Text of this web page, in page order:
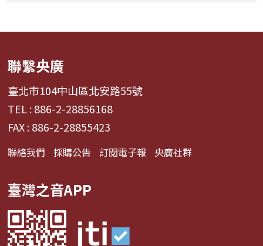
聯繫央廣
臺北市104中山區北安路55號
TEL : 886-2-28856168
FAX : 886-2-28855423
聯絡我們 採購公告 訂閱電子報 央廣社群
臺灣之音APP